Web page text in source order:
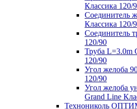
Классика 120/
Соединитель
Классика 120/
Соединитель
120/90
Труба L=3.0m
120/90
Угол желоба
120/90
Угол желоба
Grand Line
Технониколь